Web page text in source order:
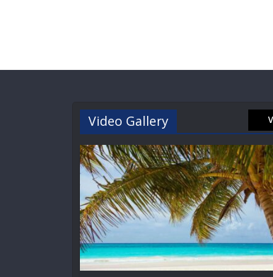
Video Gallery